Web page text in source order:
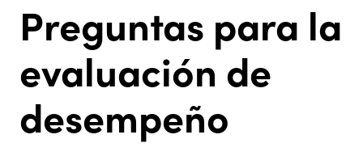
Preguntas para la
evaluación de
desempeño